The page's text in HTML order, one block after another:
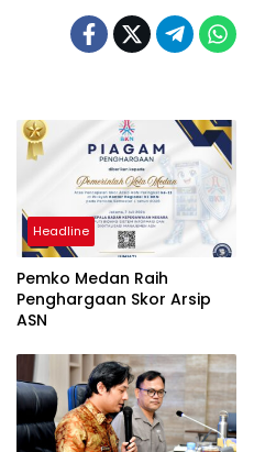
Headline
Pemko Medan Raih
Penghargaan Skor Arsip
ASN